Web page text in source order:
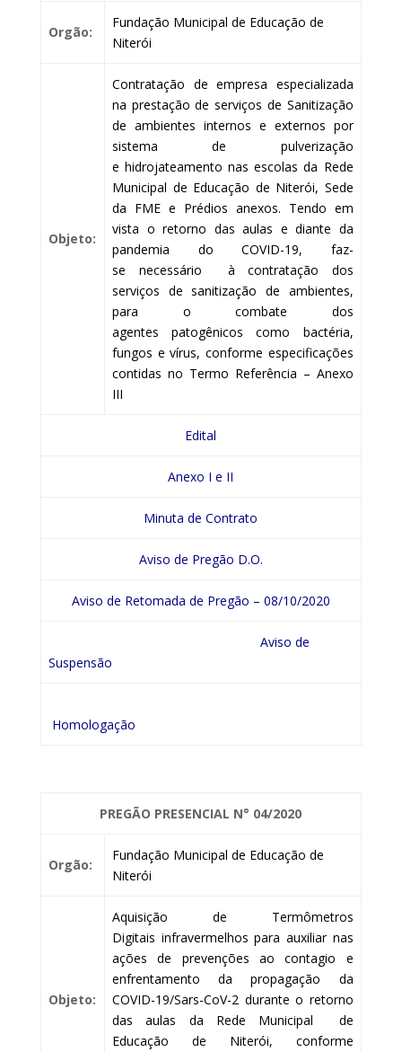
Orgão:
Fundação Municipal de Educação de
Niterói
Objeto:
Contratação de empresa especializada
na prestação de serviços de Sanitização
de ambientes internos e externos por
sistema de pulverização
e hidrojateamento nas escolas da Rede
Municipal de Educação de Niterói, Sede
da FME e Prédios anexos. Tendo em
vista o retorno das aulas e diante da
pandemia do COVID-19, faz-
se necessário à contratação dos
serviços de sanitização de ambientes,
para o combate dos
agentes patogênicos como bactéria,
fungos e vírus, conforme especificações
contidas no Termo Referência – Anexo
III
Edital
Anexo I e II
Minuta de Contrato
Aviso de Pregão D.O.
Aviso de Retomada de Pregão – 08/10/2020
Aviso de
Suspensão
Homologação
PREGÃO PRESENCIAL N° 04/2020
Orgão:
Fundação Municipal de Educação de
Niterói
Objeto:
Aquisição de Termômetros
Digitais infravermelhos para auxiliar nas
ações de prevenções ao contagio e
enfrentamento da propagação da
COVID-19/Sars-CoV-2 durante o retorno
das aulas da Rede Municipal de
Educação de Niterói, conforme